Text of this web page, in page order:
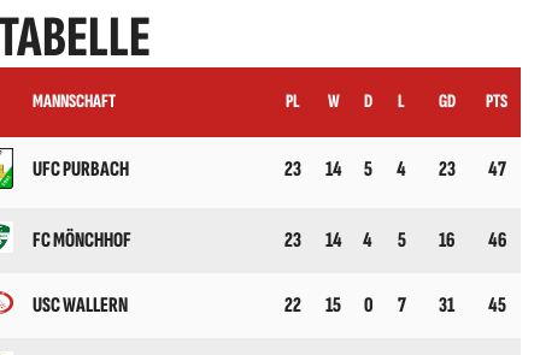
MANNSCHAFT PL W D L GD PTS
UFC PURBACH 23 14 5 4 23 47
FC MÖNCHHOF 23 14 4 5 16 46
USC WALLERN 22 15 0 7 31 45